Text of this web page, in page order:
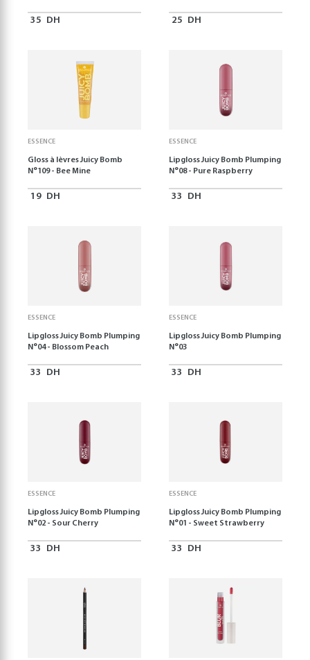
35 DH 25 DH
ESSENCE
Gloss à lèvres Juicy Bomb
N°109 - Bee Mine
19 DH
ESSENCE
Lipgloss Juicy Bomb Plumping
N°08 - Pure Raspberry
33 DH
ESSENCE
Lipgloss Juicy Bomb Plumping
N°04 - Blossom Peach
33 DH
ESSENCE
Lipgloss Juicy Bomb Plumping
N°03
33 DH
ESSENCE
Lipgloss Juicy Bomb Plumping
N°02 - Sour Cherry
33 DH
ESSENCE
Lipgloss Juicy Bomb Plumping
N°01 - Sweet Strawberry
33 DH